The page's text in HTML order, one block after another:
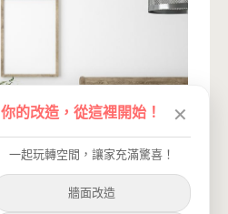
你的改造，從這裡開始！ ✕
一起玩轉空間，讓家充滿驚喜！
牆面改造